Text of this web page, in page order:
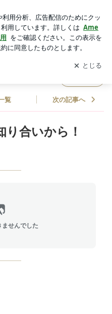
更新通知
を受け取りまし
開く
覧 次の記事へ
り合いから！
ませんでした